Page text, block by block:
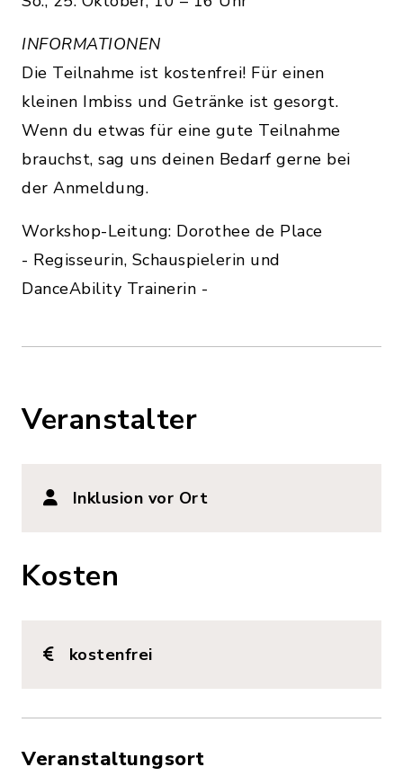
INFORMATIONEN
Die Teilnahme ist kostenfrei! Für einen
kleinen Imbiss und Getränke ist gesorgt.
Wenn du etwas für eine gute Teilnahme
brauchst, sag uns deinen Bedarf gerne bei
der Anmeldung.
Workshop-Leitung: Dorothee de Place
- Regisseurin, Schauspielerin und
DanceAbility Trainerin -
Veranstalter
Inklusion vor Ort
Kosten
kostenfrei
Veranstaltungsort